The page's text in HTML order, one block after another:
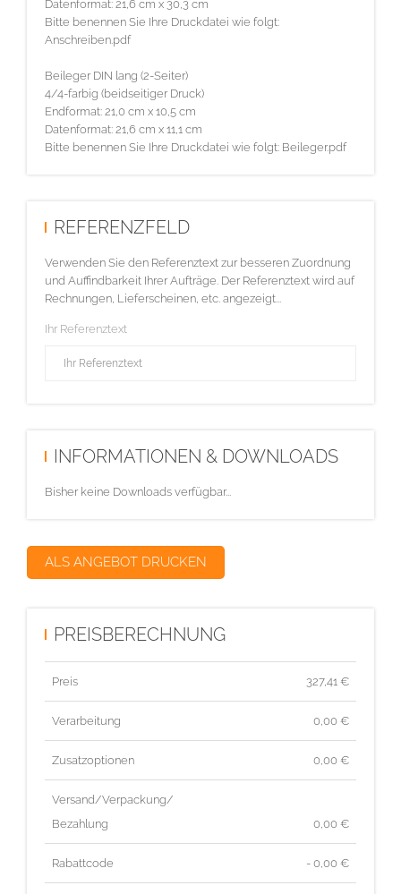
Datenformat: 21,6 cm x 30,3 cm
Bitte benennen Sie Ihre Druckdatei wie folgt:
Anschreiben.pdf
Beileger DIN lang (2-Seiter)
4/4-farbig (beidseitiger Druck)
Endformat: 21,0 cm x 10,5 cm
Datenformat: 21,6 cm x 11,1 cm
Bitte benennen Sie Ihre Druckdatei wie folgt: Beileger.pdf
REFERENZFELD
Verwenden Sie den Referenztext zur besseren Zuordnung
und Auffindbarkeit Ihrer Aufträge. Der Referenztext wird auf
Rechnungen, Lieferscheinen, etc. angezeigt...
Ihr Referenztext
INFORMATIONEN & DOWNLOADS
Bisher keine Downloads verfügbar...
ALS ANGEBOT DRUCKEN
PREISBERECHNUNG
Preis 327,41 €
Verarbeitung 0,00 €
Zusatzoptionen 0,00 €
Versand/Verpackung/
Bezahlung
0,00 €
Rabattcode - 0,00 €